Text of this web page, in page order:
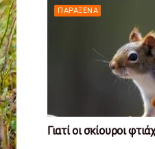
ΠΑΡΆΞΕΝΑ
Γιατί οι σκίουροι